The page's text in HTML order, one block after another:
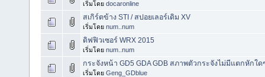
เริ่มโดย docaronline
สเกิร์ตข้าง STI / สปอยเลอร์เดิม XV
เริ่มโดย num..num
ดิฟฟิวเซอร์ WRX 2015
เริ่มโดย num..num
กระจังหน้า GD5 GDA GDB สภาพตัวกระจังไม่มีแตกหัก
เริ่มโดย Geng_GDblue